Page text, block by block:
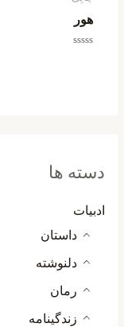
دسته ها
ادبیات
داستان
دلنوشته
رمان
زندگینامه
هور